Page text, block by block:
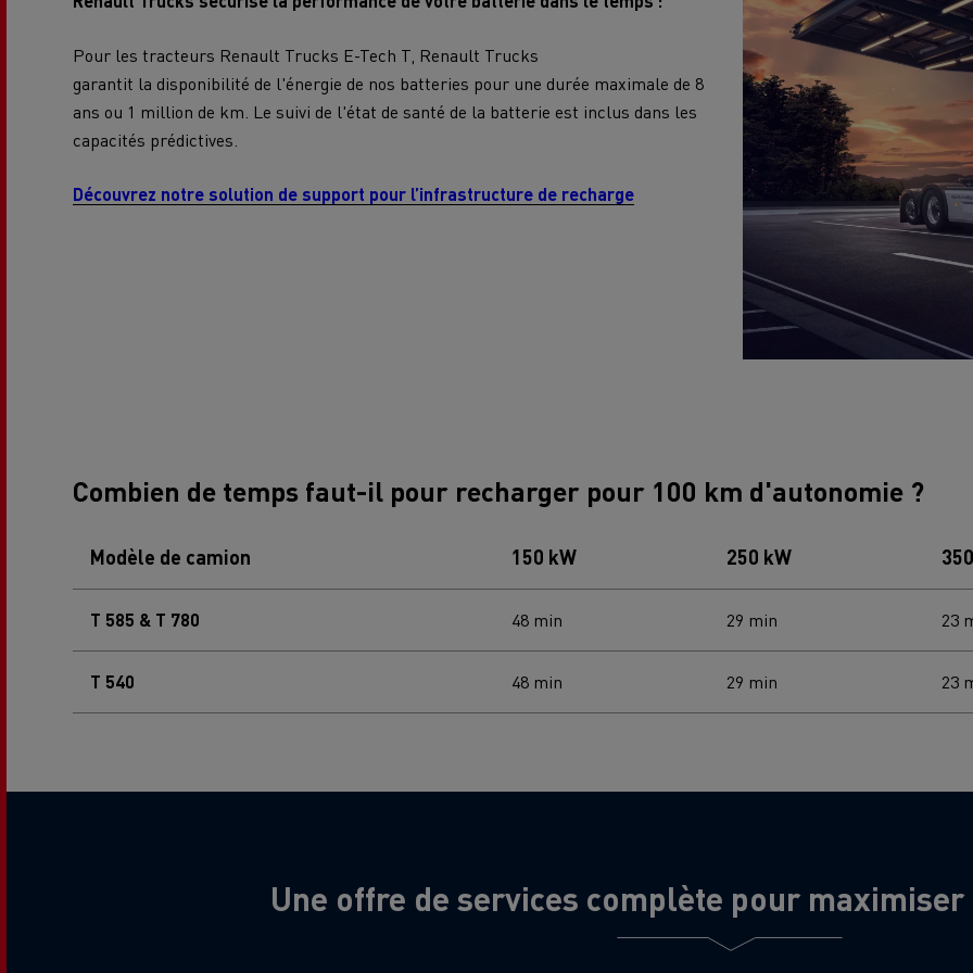
Pour les tracteurs Renault Trucks E-Tech T, Renault Trucks
garantit la disponibilité de l'énergie de nos batteries pour une durée maximale de 8
ans ou 1 million de km. Le suivi de l'état de santé de la batterie est inclus dans les
capacités prédictives.
Découvrez notre solution de support pour l’infrastructure de recharge
Combien de temps faut-il pour recharger pour 100 km d'autonomie ?
Modèle de camion 150 kW 250 kW
T 585 & T 780 48 min 29 min 23
T 540 48 min 29 min 23
Une offre de services complète pour